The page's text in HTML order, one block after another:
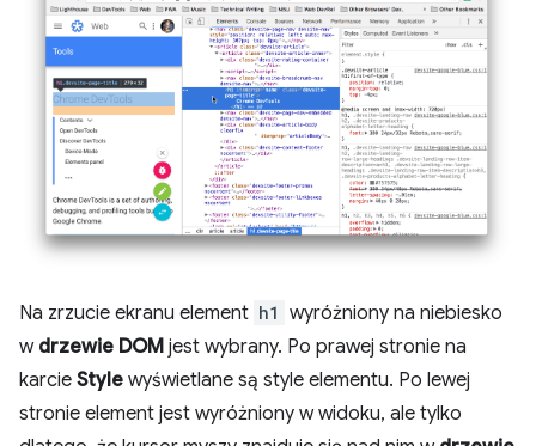
Na zrzucie ekranu element h1 wyróżniony na niebiesko
w drzewie DOM jest wybrany. Po prawej stronie na
karcie Style wyświetlane są style elementu. Po lewej
stronie element jest wyróżniony w widoku, ale tylko